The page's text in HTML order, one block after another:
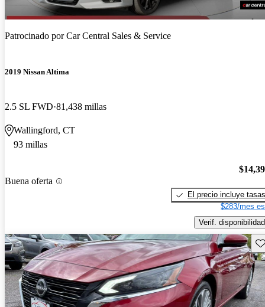
Patrocinado porCar Central Sales & Service
2019 Nissan Altima
2.5 SL FWD 81,438 millas
Wallingford, CT
93 millas
Buena oferta
El precio incluye tasas
$283/mes
Verif. disponibilidad